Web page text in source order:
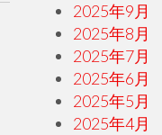
2025年9月
2025年8月
2025年7月
2025年6月
2025年5月
2025年4月